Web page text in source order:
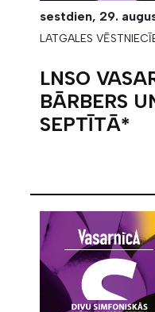
sestdien, 29.
LATGALES
LNSO
BĀRBERS
SEPTĪTĀ*